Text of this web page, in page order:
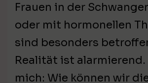
Frauen in der
oder mit hormonellen
sind besonders
Realität ist alarmierend.
mich: Wie können wir